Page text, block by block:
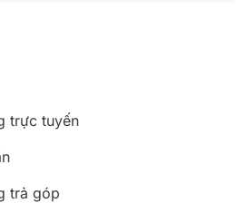
trực tuyến
trả góp